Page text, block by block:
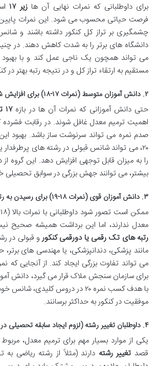
برای داوطلبانی که نمرات نهایی آن هازیر ۱۷
فرصت حیاتی محسوب می شود. این نمرات پایین
چشمگیری بر تراز کل کنکور داشته باشند و
دانشگاه های برتر را به شدت کاهش دهند. در
می تواند همچون یک ناجی عمل کند و با بهبود
مستقیم به ارتقاء تراز کل و در نتیجه رتبه بهتر در
۲. دانش آموزان متوسط (نمرات ۱۷-۱۸) برای افزایش شانس
حتی دانش آموزانی که نمرات آن ها در بازه۱۷ تا ۱۸
اهمیت ترمیم معدل غافل شوند. در رقابت
۲۰، می تواند شانس قبولی در رشته های پرطرفدار
را به میزان قابل توجهی افزایش دهد. این گروه
بیشتر، می توانند جهش بزرگی در سوابق تحصیلی
۳. دانش آموزان قوی (نمرات ۱۸-۱۹) برای رسیدن به رتبه های برتر
معدل ندارند، اما این برداشت همیشه صحیح
رتبه های تک رقمی یا دورقمی کنکورو قبولی در
مانند پزشکی، دندانپزشکی، یا مهندسی های برتر،
می تواند تفاوت بزرگی ایجاد کند. از آنجایی که
برای سازمان سنجش ملاک قرار می گیرد، دانش
با هدف کسب نمره ۲۰ در دروس کلیدی،
موفقیت در کنکور به حداکثر برسانند.
۴. داوطلبان تغییر رشته (لزوم ایجاد سابقه تحصیلی در دروس رشته جدید)
یکی از موارد بسیار مهم برای ترمیم معدل،
قصد تغییر رشته دارند (مثلاً از رشته ریاضی به